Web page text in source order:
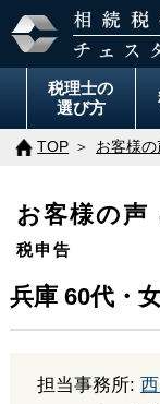
税理士の
選び方
TOP お客様の
お客様の声
税申告
兵庫 60代・
担当事務所: